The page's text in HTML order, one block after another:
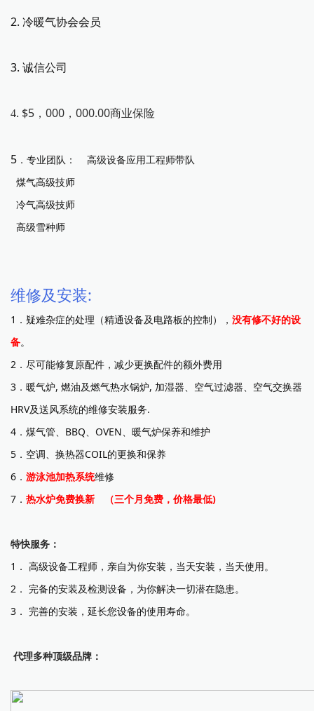
2. 冷暖气协会会员
3. 诚信公司
4. $5，000，000.00商业保险
5 ．专业团队： 高级设备应用工程师带队
煤气高级技师
冷气高级技师
高级雪种师
维修及安装:
1 ．疑难杂症的处理（精通设备及电路板的控制）， 没有修不好的设
备。
2 ．尽可能修复原配件，减少更换配件的额外费用
3 ．暖气炉, 燃油及燃气热水锅炉, 加湿器、空气过滤器、空气交换器
HRV及送风系统的维修安装服务.
4 ．煤气管、BBQ、OVEN、暖气炉保养和维护
5 ．空调、换热器COIL的更换和保养
6 ． 游泳池加热系统维修
7 ． 热水炉免费换新 （三个月免费，价格最低)
特快服务：
1． 高级设备工程师，亲自为你安装，当天安装，当天使用。
2． 完备的安装及检测设备，为你解决一切潜在隐患。
3． 完善的安装，延长您设备的使用寿命。
代理多种顶级品牌：